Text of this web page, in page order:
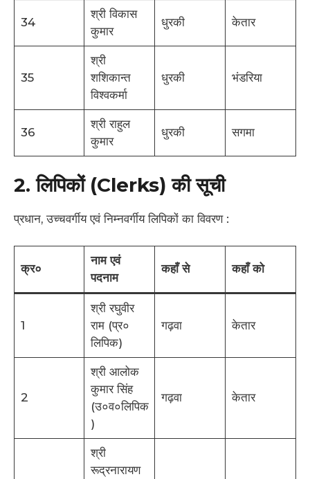
34
श्री विकास
कुमार
धुरकी केतार
35
श्री
शशिकान्त
विश्वकर्मा
धुरकी भंडरिया
36
श्री राहुल
कुमार
धुरकी सगमा
2. लिपिकों (Clerks) की सूची
प्रधान, उच्चवर्गीय एवं निम्नवर्गीय लिपिकों का विवरण :
क्र०
नाम एवं
पदनाम
कहाँ से कहाँ को
1
श्री रघुवीर
राम (प्र०
लिपिक)
गढ़वा केतार
2
श्री आलोक
कुमार सिंह
(उ०व०लिपिक
)
गढ़वा केतार
श्री
रूद्रनारायण